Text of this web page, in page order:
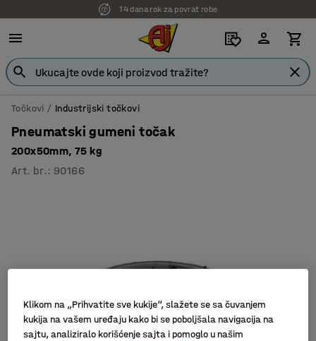
14 dana rok za povrat robe
Točkovi Industrijski točkovi
Pneumatski gumeni točak
200x50mm, 75 kg
Art. br. : 90166
Klikom na „Prihvatite sve kukije“, slažete se sa čuvanjem
kukija na vašem uređaju kako bi se poboljšala navigacija na
sajtu, analiziralo korišćenje sajta i pomoglo u našim